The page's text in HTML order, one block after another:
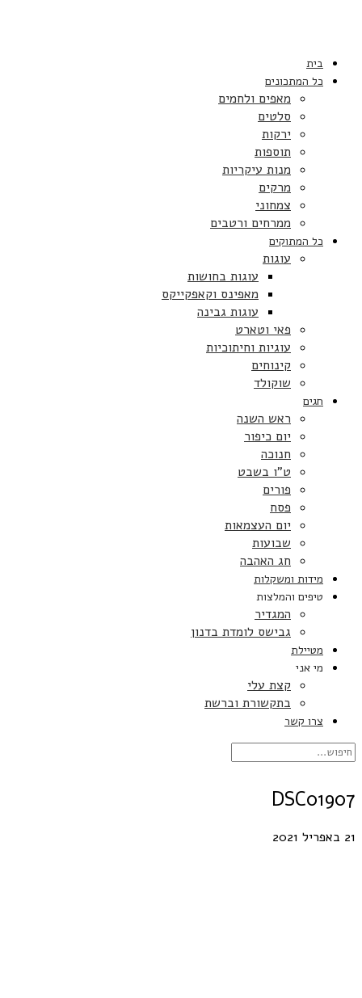
בית
כל המתכונים
מאפים ולחמים
סלטים
ירקות
תוספות
מנות עיקריות
מרקים
צמחוני
ממרחים ורטבים
כל המתוקים
עוגות
עוגות בחושות
מאפינס וקאפקייקס
עוגות גבינה
פאי וטארט
עוגיות וחיתוכיות
קינוחים
שוקולד
חגים
ראש השנה
יום כיפור
חנוכה
ט”ו בשבט
פורים
פסח
יום העצמאות
שבועות
חג האהבה
מידות ומשקלות
טיפים והמלצות
המגדיר
גבישס לומדת בדנון
מטיילת
מי אני
קצת עלי
בתקשורת וברשת
צרו קשר
DSC01907
21 באפריל 2021